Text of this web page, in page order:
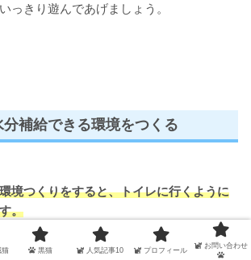
っきり遊んであげましょう。
補給できる環境をつくる
境つくりをすると、トイレに行くように
。
猫 黒猫 人気記事10 プロフィール
お問い合わせ